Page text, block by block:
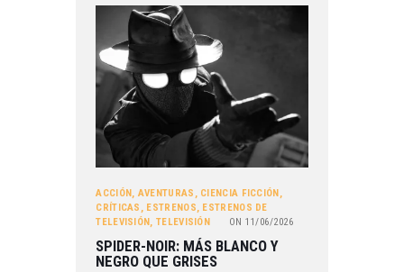
ACCIÓN , AVENTURAS , CIENCIA FICCIÓN ,
CRÍTICAS , ESTRENOS, ESTRENOS DE
TELEVISIÓN , TELEVISIÓN ON 11/06/2026
SPIDER-NOIR: MÁS BLANCO Y
NEGRO QUE GRISES